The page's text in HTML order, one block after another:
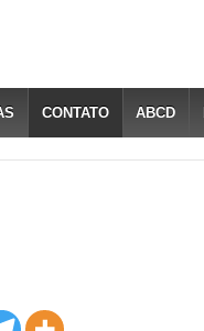
CONTATO ABCD